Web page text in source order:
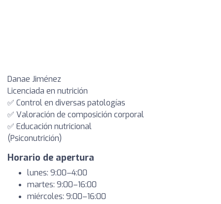
Danae Jiménez
Licenciada en nutrición
✅ Control en diversas patologías
✅ Valoración de composición corporal
✅ Educación nutricional
(Psiconutrición)
Horario de apertura
lunes: 9:00–4:00
martes: 9:00–16:00
miércoles: 9:00–16:00